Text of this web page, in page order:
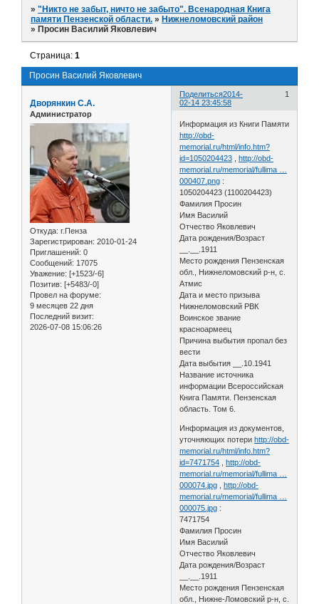
»"Никто не забыт, ничто не забыто". Всенародная Книга
памяти Пензенской области. » Нижнеломовский район
» Просин Василий Яковлевич
Просин Василий Яковлевич
Страница:1
Поделиться 1
2014-
02-14 23:45:58
Дворянкин С.А.
Администратор
Откуда: г.Пенза
Зарегистрирован: 2010-01-24
Приглашений: 0
Сообщений: 17075
Уважение: [+1523/-6]
Позитив: [+5483/-0]
Провел на форуме:
9 месяцев 22 дня
Последний визит:
2026-07-08 15:06:26
Информация из Книги Памяти
http://obd-
memorial.ru/html/info.htm?
id=1050204423 ,http://obd-
memorial.ru/memorial/fullima …
000407.png :
1050204423 (1100204423)
Фамилия Просин
Имя Василий
Отчество Яковлевич
Дата рождения/Возраст
__.__.1911
Место рождения Пензенская
обл., Нижнеломовский р-н, с.
Атмис
Дата и место призыва
Нижнеломовский РВК
Воинское звание
красноармеец
Причина выбытия пропал без
вести
Дата выбытия __.10.1941
Название источника
информации Всероссийская
Книга Памяти. Пензенская
область. Том 6.
Информация из документов,
уточняющих потериhttp://obd-
memorial.ru/html/info.htm?
id=7471754 ,http://obd-
memorial.ru/memorial/fullima …
000074.jpg ,http://obd-
memorial.ru/memorial/fullima …
000075.jpg :
7471754
Фамилия Просин
Имя Василий
Отчество Яковлевич
Дата рождения/Возраст
__.__.1911
Место рождения Пензенская
обл., Нижне-Ломовский р-н, с.